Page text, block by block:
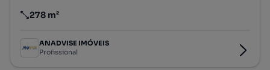
Preço por metro quadrado
278 m²
ANADVISE IMÓVEIS
Profissional